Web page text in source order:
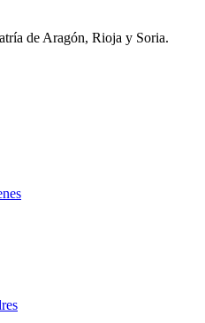
de Aragón, Rioja y Soria.